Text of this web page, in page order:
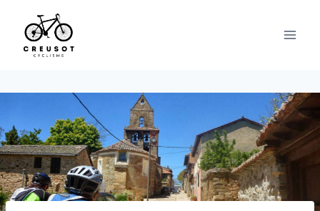
content